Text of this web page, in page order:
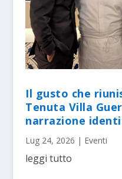
Il gusto che
Tenuta Villa
narrazione
Lug 24, 2026 | Eventi
leggi tutto